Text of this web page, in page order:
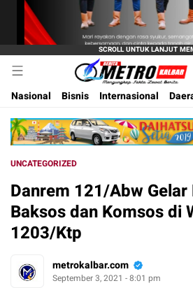
Metro Kalbar
Inspirasi Untuk Negeri
Nasional
Bisnis Internasional
UNCATEGORIZED
Danrem 121/Abw Gelar
Baksos dan Komsos di
1203/Ktp
metrokalbar.com
September 3, 2021 - 8:01 pm